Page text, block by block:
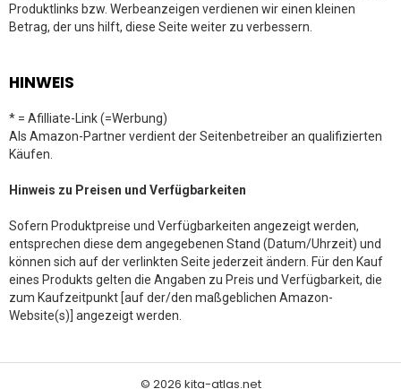
Produktlinks bzw. Werbeanzeigen verdienen wir einen kleinen
Betrag, der uns hilft, diese Seite weiter zu verbessern.
HINWEIS
* = Afilliate-Link (=Werbung)
Als Amazon-Partner verdient der Seitenbetreiber an qualifizierten
Käufen.
Hinweis zu Preisen und Verfügbarkeiten
Sofern Produktpreise und Verfügbarkeiten angezeigt werden,
entsprechen diese dem angegebenen Stand (Datum/Uhrzeit) und
können sich auf der verlinkten Seite jederzeit ändern. Für den Kauf
eines Produkts gelten die Angaben zu Preis und Verfügbarkeit, die
zum Kaufzeitpunkt [auf der/den maßgeblichen Amazon-
Website(s)] angezeigt werden.
© 2026 kita-atlas.net